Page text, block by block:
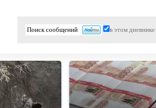
в этом дневнике